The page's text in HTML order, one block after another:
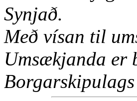
Synjað.
Með vísan til
Umsækjanda er